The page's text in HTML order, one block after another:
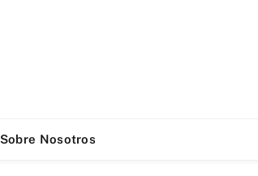
Sobre Nosotros